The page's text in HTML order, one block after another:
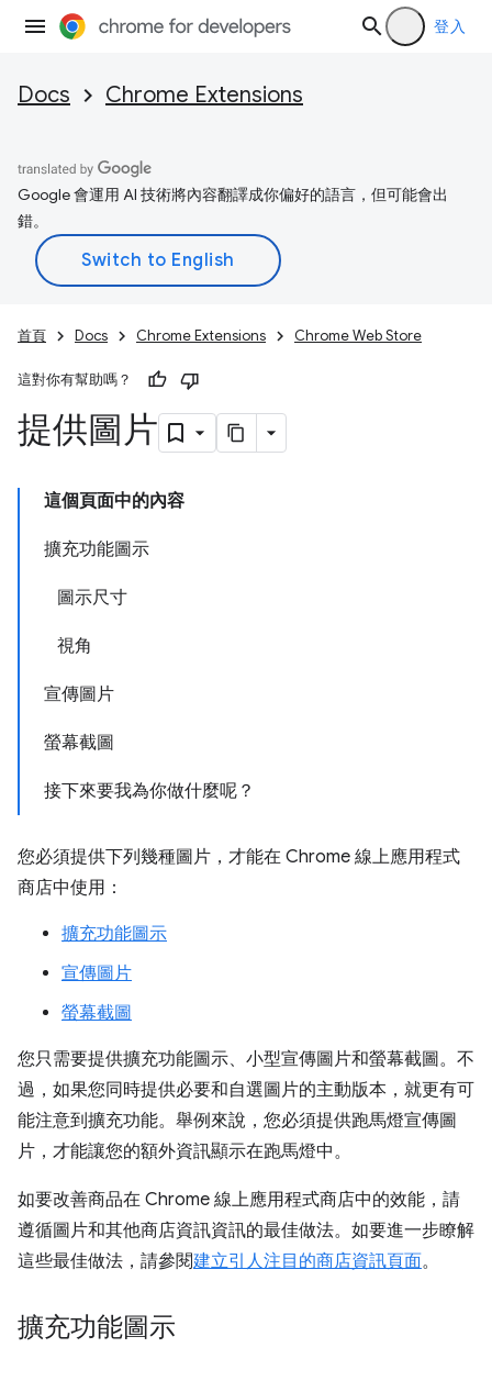
登入
Docs Chrome Extensions
Google 會運用 AI 技術將內容翻譯成你偏好的語言，但可能會出
錯。
首頁 Docs Chrome Extensions Chrome Web Store
這對你有幫助嗎？
提供圖片
這個頁面中的內容
擴充功能圖示
圖示尺寸
視角
宣傳圖片
螢幕截圖
接下來要我為你做什麼呢？
您必須提供下列幾種圖片，才能在 Chrome 線上應用程式
商店中使用：
擴充功能圖示
宣傳圖片
螢幕截圖
您只需要提供擴充功能圖示、小型宣傳圖片和螢幕截圖。不
過，如果您同時提供必要和自選圖片的主動版本，就更有可
能注意到擴充功能。舉例來說，您必須提供跑馬燈宣傳圖
片，才能讓您的額外資訊顯示在跑馬燈中。
如要改善商品在 Chrome 線上應用程式商店中的效能，請
遵循圖片和其他商店資訊資訊的最佳做法。如要進一步瞭解
這些最佳做法，請參閱建立引人注目的商店資訊頁面。
擴充功能圖示